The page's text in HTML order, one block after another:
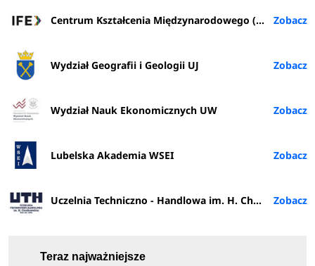
Centrum Kształcenia Międzynarodowego (IFE) PŁ
Wydział Geografii i Geologii UJ
Wydział Nauk Ekonomicznych UW
Lubelska Akademia WSEI
Uczelnia Techniczno - Handlowa im. H. Chodkowskiej w Warszawie
Teraz najważniejsze